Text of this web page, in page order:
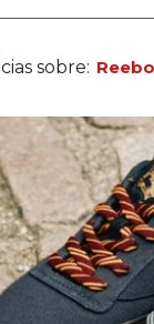
sobre: